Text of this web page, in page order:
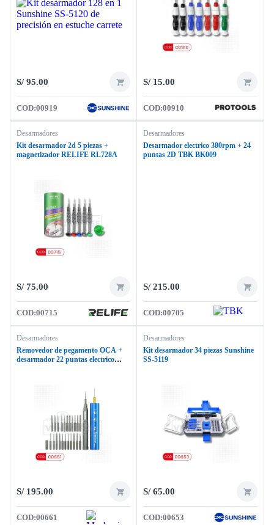
S/95.00
COD:00919
S/15.00
COD:00910
Desarmadores
Kit desarmador 2d 5 piezas +
magnetizador RELIFE RL728A
S/75.00
COD:00715
Desarmadores
Desarmador electrico 380rpm + 24
puntas 2D TBK BK009
S/215.00
COD:00705
Desarmadores
Removedor de pegamento OCA +
desarmador 22 puntas electrico
S/195.00
COD:00661
Desarmadores
Kit desarmador 34 piezas Sunshine
SS-5119
S/65.00
COD:00653